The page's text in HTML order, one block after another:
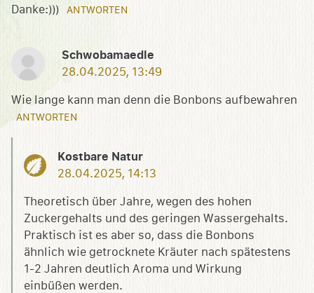
Danke:)))
ANTWORTEN
Schwobamaedle
28.04.2025, 13:49
Wie lange kann man denn die Bonbons aufbewahren
ANTWORTEN
Kostbare Natur
28.04.2025, 14:13
Theoretisch über Jahre, wegen des hohen
Zuckergehalts und des geringen Wassergehalts.
Praktisch ist es aber so, dass die Bonbons
ähnlich wie getrocknete Kräuter nach spätestens
1-2 Jahren deutlich Aroma und Wirkung
einbüßen werden.